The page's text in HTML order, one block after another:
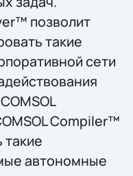
позволит
такие
сети
Compiler™
такие
автономные